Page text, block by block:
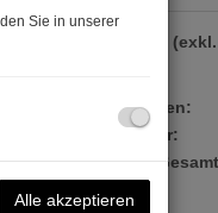
Gesamtmiete
Betriebskosten:
Umsatzsteuer:
monatliche
USt.):
Sie in unserer
Alle akzeptieren